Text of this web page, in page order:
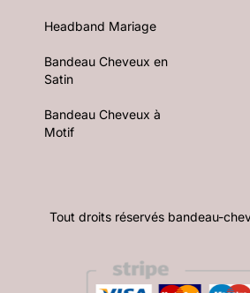
Headband Mariage
Bandeau Cheveux en
Satin
Bandeau Cheveux à
Motif
Tout droits réservés bandeau-